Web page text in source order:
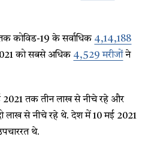
कोविड-19 के सर्वाधिक 4,14,188
को सबसे अधिक 4,529 मरीजोंने
2021 तक तीन लाख से नीचे रहे और
लाख से नीचे रहे थे. देश में 10 मई 2021
थे.